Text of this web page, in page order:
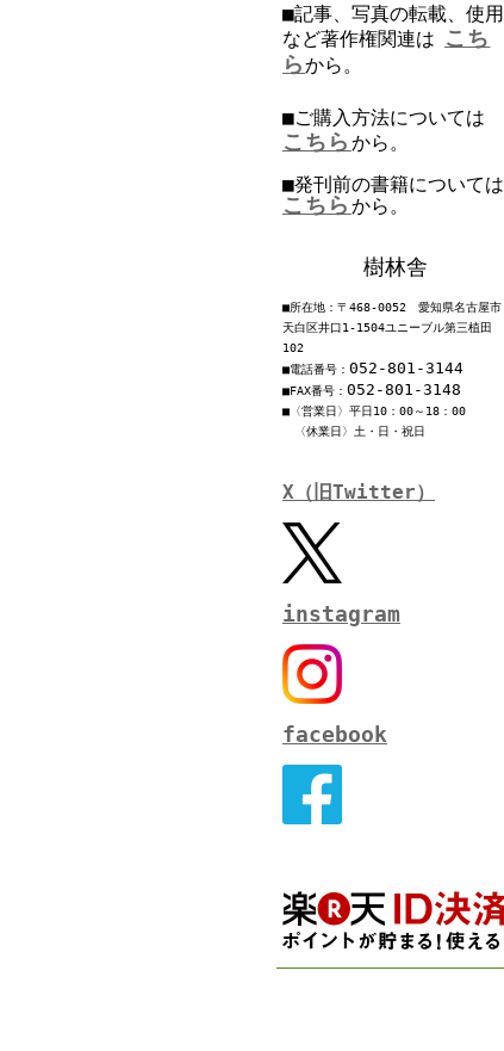
■記事、写真の転載、使用
など著作権関連は こち
らから。
■ご購入方法については
こちら から。
■発刊前の書籍については
こちら から。
樹林舎
■所在地：〒468-0052 愛知県名古屋市
天白区井口1-1504ユニーブル第三植田
102
■電話番号： 052-801-3144
■FAX番号： 052-801-3148
■〈営業日〉平日10：00～18：00
〈休業日〉土・日・祝日
X（旧Twitter）
instagram
facebook